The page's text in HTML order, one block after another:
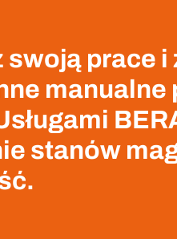
swoją prace
stanów